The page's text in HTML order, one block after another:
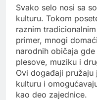
Svako selo nosi sa
kulturu. Tokom
raznim
primer, mnogi
narodnih običaja
plesove, muziku i
Ovi događaji pružaju
kulturu i
kao deo zajednice.